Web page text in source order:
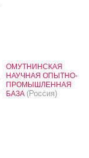
ОМУТНИНСКАЯ
НАУЧНАЯ ОПЫТНО-
ПРОМЫШЛЕННАЯ
БАЗА (Россия)